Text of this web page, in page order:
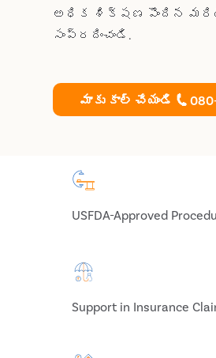
అధిక శిక్షణ పొందిన
సంప్రదించండి.
మాకు కాల్ చేయండి
USFDA-Approved
Support in Insurance